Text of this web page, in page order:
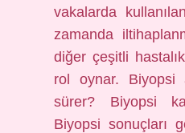
vakalarda
zamanda
diğer çeşitli
rol oynar. Biyopsi
sürer? Biyopsi
Biyopsi sonuçları